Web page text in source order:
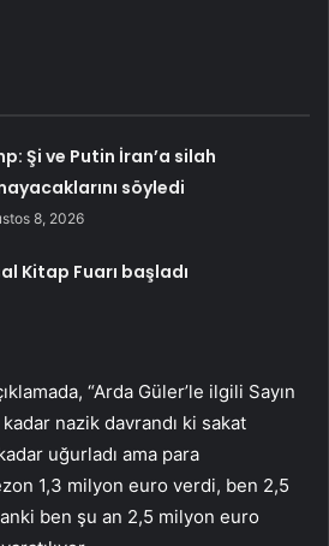
Şi ve Putin İran’a silah
söyledi
8, 2026
Kitap Fuarı başladı
“Arda Güler’le ilgili Sayın
nazik davrandı ki sakat
uğurladı ama para
1,3 milyon euro verdi, ben 2,5
ben şu an 2,5 milyon euro